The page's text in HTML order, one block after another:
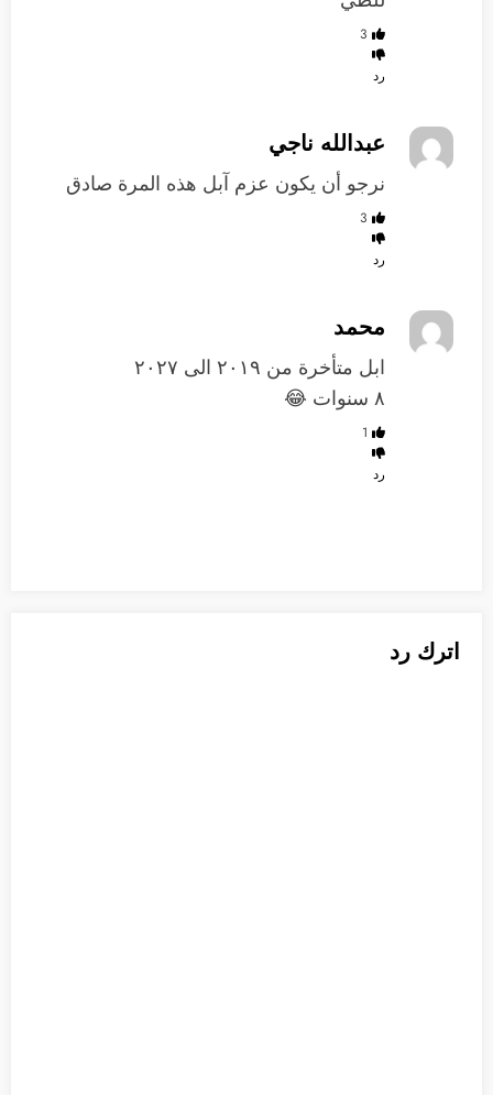
3
رد
عبدالله ناجي
نرجو أن يكون عزم آبل هذه المرة صادق
3
رد
محمد
ابل متأخرة من ٢٠١٩ الى ٢٠٢٧
٨ سنوات 😂
1
رد
اترك رد